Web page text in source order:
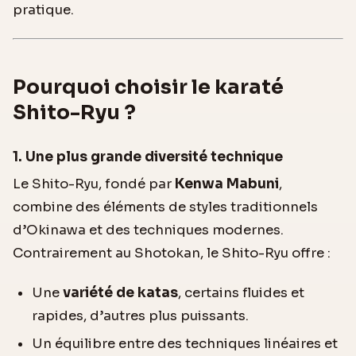
pratique.
Pourquoi choisir le karaté
Shito-Ryu ?
1. Une plus grande diversité technique
Le Shito-Ryu, fondé par Kenwa Mabuni,
combine des éléments de styles traditionnels
d’Okinawa et des techniques modernes.
Contrairement au Shotokan, le Shito-Ryu offre :
Unevariété de katas, certains fluides et
rapides, d’autres plus puissants.
Un équilibre entre des techniques linéaires et